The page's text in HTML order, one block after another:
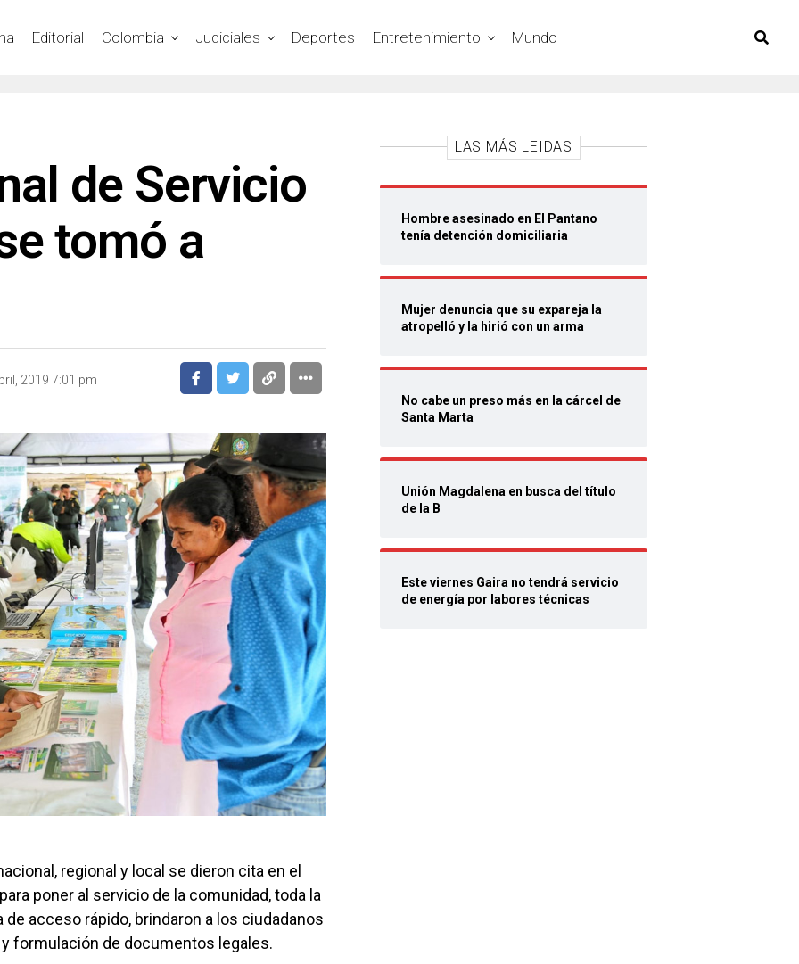
Editorial Colombia Judiciales Deportes Entretenimiento Mundo
de Servicio
tomó a
2019 7:01 pm
regional y local se dieron cita en el
poner al servicio de la comunidad, toda la
acceso rápido, brindaron a los ciudadanos
formulación de documentos legales.
LAS MÁS LEIDAS
Hombre asesinado en El Pantano
tenía detención domiciliaria
Mujer denuncia que su expareja la
atropelló y la hirió con un arma
No cabe un preso más en la cárcel de
Santa Marta
Unión Magdalena en busca del título
de la B
Este viernes Gaira no tendrá servicio
de energía por labores técnicas